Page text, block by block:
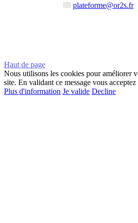
plateforme@or2s.fr
Haut de page
Nous utilisons les cookies pour améliorer
site. En validant ce message vous
Plus d'information Je valide Decline